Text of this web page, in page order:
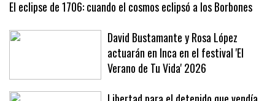
El eclipse de 1706: cuando el cosmos eclipsó a los Borbones
David Bustamante y Rosa López
actuarán en Inca en el festival 'El
Verano de Tu Vida' 2026